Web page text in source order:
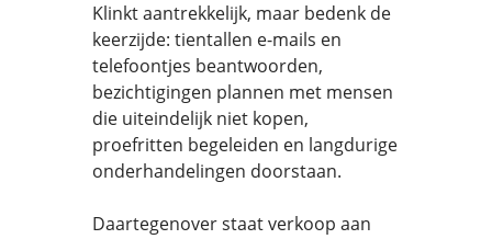
Klinkt aantrekkelijk, maar bedenk de
keerzijde: tientallen e-mails en
telefoontjes beantwoorden,
bezichtigingen plannen met mensen
die uiteindelijk niet kopen,
proefritten begeleiden en langdurige
onderhandelingen doorstaan.
Daartegenover staat verkoop aan